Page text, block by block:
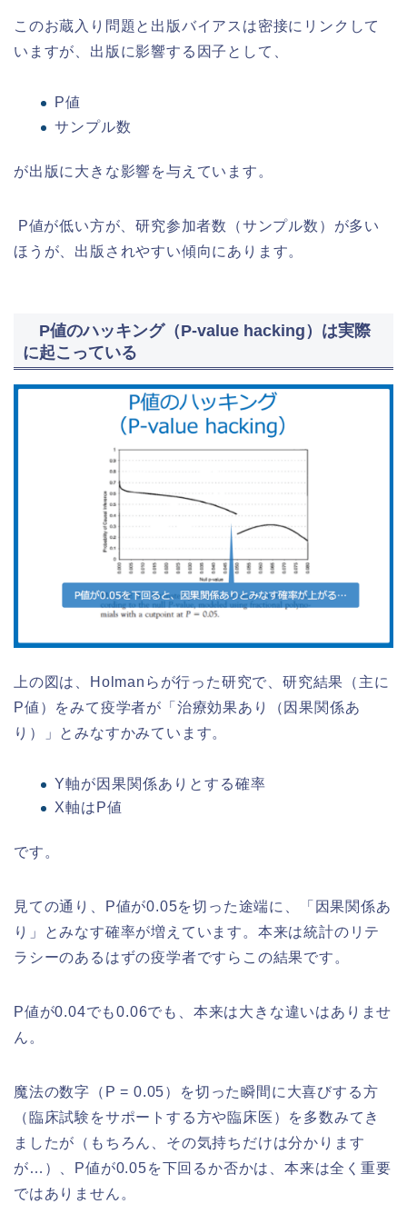
このお蔵入り問題と出版バイアスは密接にリンクして
いますが、出版に影響する因子として、
P値
サンプル数
が出版に大きな影響を与えています。
P値が低い方が、研究参加者数（サンプル数）が多い
ほうが、出版されやすい傾向にあります。
P値のハッキング（P-value hacking）は実際
に起こっている
上の図は、Holmanらが行った研究で、研究結果（主に
P値）をみて疫学者が「治療効果あり（因果関係あ
り）」とみなすかみています。
Y軸が因果関係ありとする確率
X軸はP値
です。
見ての通り、P値が0.05を切った途端に、「因果関係あ
り」とみなす確率が増えています。本来は統計のリテ
ラシーのあるはずの疫学者ですらこの結果です。
P値が0.04でも0.06でも、本来は大きな違いはありませ
ん。
魔法の数字（P = 0.05）を切った瞬間に大喜びする方
（臨床試験をサポートする方や臨床医）を多数みてき
ましたが（もちろん、その気持ちだけは分かります
が…）、P値が0.05を下回るか否かは、本来は全く重要
ではありません。